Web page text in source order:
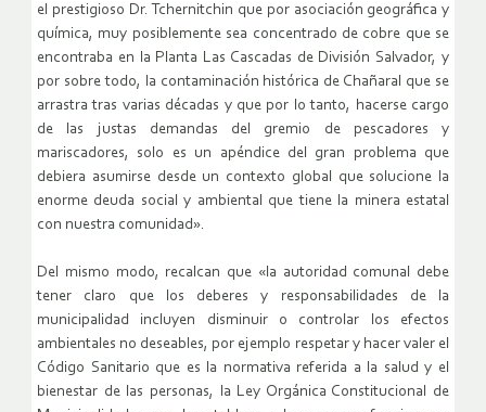
el prestigioso Dr. Tchernitchin que por asociación geográfica y
química, muy posiblemente sea concentrado de cobre que se
encontraba en la Planta Las Cascadas de División Salvador, y
por sobre todo, la contaminación histórica de Chañaral que se
arrastra tras varias décadas y que por lo tanto, hacerse cargo
de las justas demandas del gremio de pescadores y
mariscadores, solo es un apéndice del gran problema que
debiera asumirse desde un contexto global que solucione la
enorme deuda social y ambiental que tiene la minera estatal
con nuestra comunidad».
Del mismo modo, recalcan que «la autoridad comunal debe
tener claro que los deberes y responsabilidades de la
municipalidad incluyen disminuir o controlar los efectos
ambientales no deseables, por ejemplo respetar y hacer valer el
Código Sanitario que es la normativa referida a la salud y el
bienestar de las personas, la Ley Orgánica Constitucional de